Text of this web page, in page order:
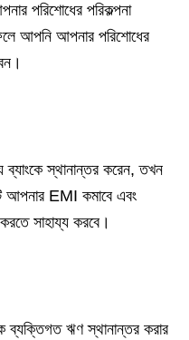
পরিশোধের পরিকল্পনা
আপনি আপনার পরিশোধের
স্থানান্তর করেন, তখন
আপনার EMI কমাবে এবং
সাহায্য করবে।
ব্যক্তিগত ঋণ স্থানান্তর করার